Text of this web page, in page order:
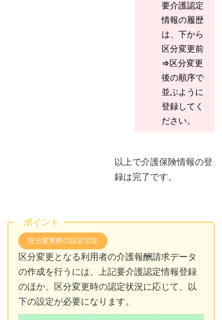
要介護認定
情報の履歴
は、下から
区分変更前
⇒区分変更
後の順序で
並ぶように
登録してく
ださい。
以上で介護保険情報の登
録は完了です。
ポイント
区分変更時の設定項目
区分変更となる利用者の介護報酬請求データ
の作成を行うには、上記要介護認定情報登録
のほか、区分変更時の認定状況に応じて、以
下の設定が必要になります。